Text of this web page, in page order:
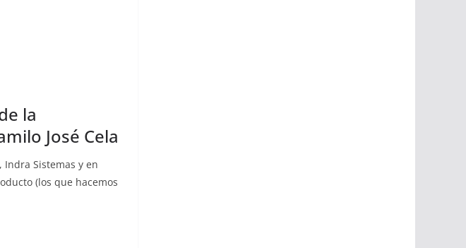
la
José Cela
Indra Sistemas y en
(los que hacemos